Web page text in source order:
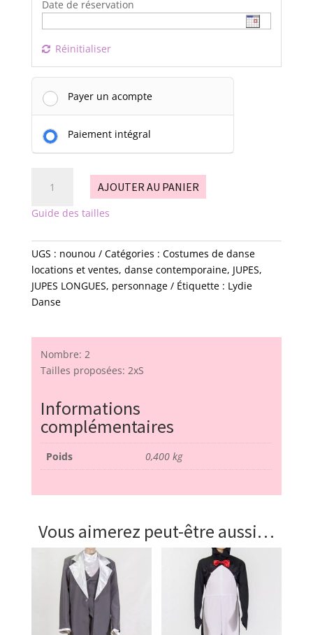
Date de réservation
Réinitialiser
Payer un acompte
Paiement intégral
nounou
AJOUTER AU PANIER
Guide des tailles
UGS : nounou Catégories : Costumes de danse
locations et ventes, danse contemporaine, JUPES,
JUPES LONGUES, personnage Étiquette : Lydie
Danse
Nombre: 2
Tailles proposées: 2xS
Informations
complémentaires
Poids 0,400 kg
Vous aimerez peut-être aussi…